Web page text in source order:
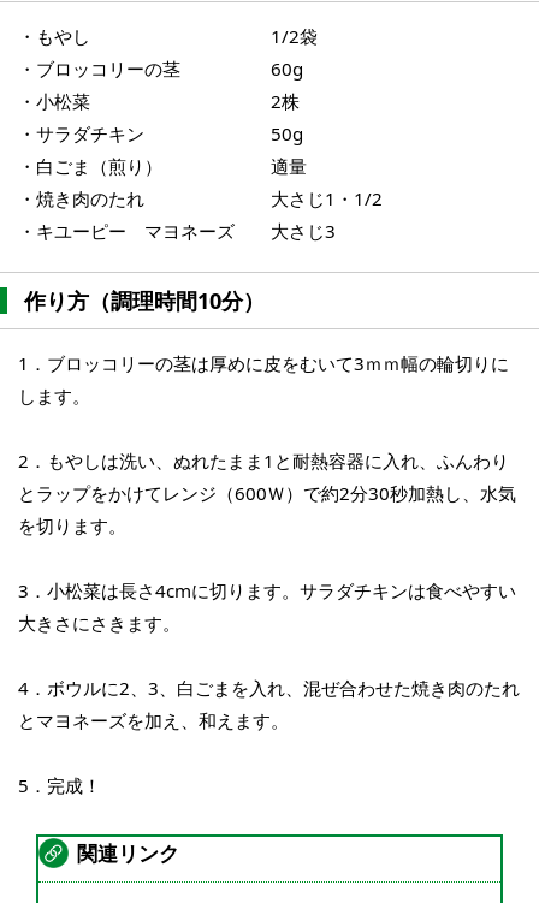
・もやし 1/2袋
・ブロッコリーの茎 60g
・小松菜 2株
・サラダチキン 50g
・白ごま（煎り） 適量
・焼き肉のたれ 大さじ1・1/2
・キユーピー マヨネーズ 大さじ3
作り方（調理時間10分）
1．ブロッコリーの茎は厚めに皮をむいて3ｍｍ幅の輪切りに
します。
2．もやしは洗い、ぬれたまま1と耐熱容器に入れ、ふんわり
とラップをかけてレンジ（600Ｗ）で約2分30秒加熱し、水気
を切ります。
3．小松菜は長さ4cmに切ります。サラダチキンは食べやすい
大きさにさきます。
4．ボウルに2、3、白ごまを入れ、混ぜ合わせた焼き肉のたれ
とマヨネーズを加え、和えます。
5．完成！
関連リンク